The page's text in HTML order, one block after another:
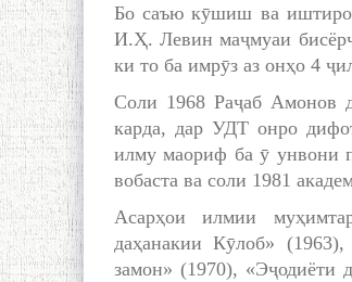
Бо саъю кӯшиш ва
И.Ҳ. Левин маҷмуаи
ки то ба имрӯз аз онҳо 4
Соли 1968 Раҷаб Амонов
карда, дар УДТ онро
илму маориф ба ӯ унвони
вобаста ва соли 1981
Асарҳои илмии
даҳанакии Кӯлоб»
замон» (1970), «Эҷодиёти